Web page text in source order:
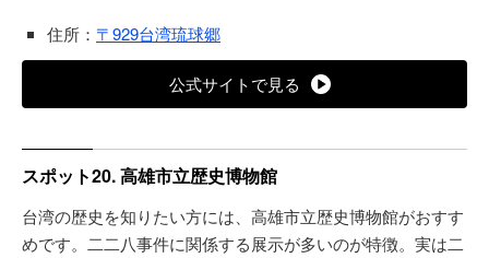
住所： 〒929台湾琉球郷
公式サイトで見る
スポット20. 高雄市立歴史博物館
台湾の歴史を知りたい方には、高雄市立歴史博物館がおすす
めです。二二八事件に関係する展示が多いのが特徴。実は二